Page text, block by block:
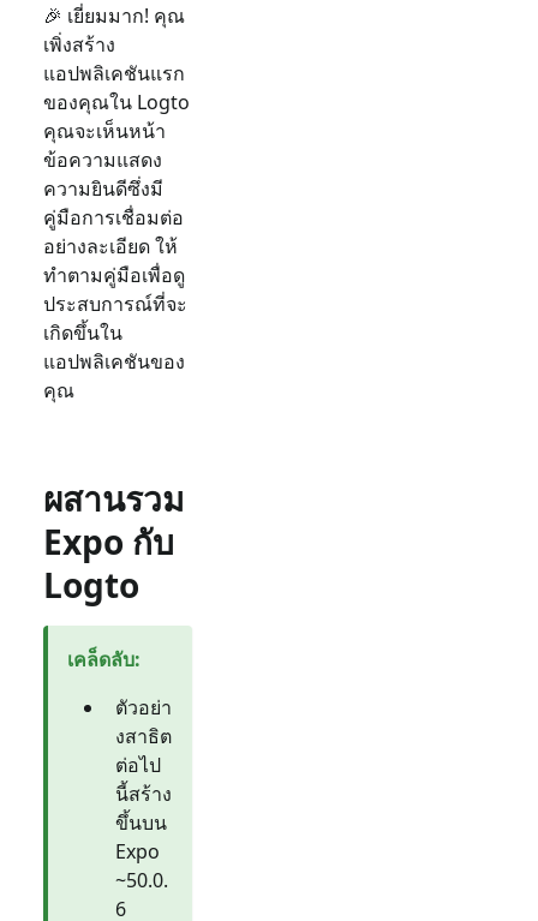
🎉 เยี่ยมมาก! คุณ
เพิ่งสร้าง
แอปพลิเคชันแรก
ของคุณใน Logto
คุณจะเห็นหน้า
ข้อความแสดง
ความยินดีซึ่งมี
คู่มือการเชื่อมต่อ
อย่างละเอียด ให้
ทำตามคู่มือเพื่อดู
ประสบการณ์ที่จะ
เกิดขึ้นใน
แอปพลิเคชันของ
คุณ
ผสานรวม
Expo กับ
Logto
เคล็ดลับ:
ตัวอย่า
งสาธิต
ต่อไป
นี้สร้าง
ขึ้นบน
Expo
~50.0.
6